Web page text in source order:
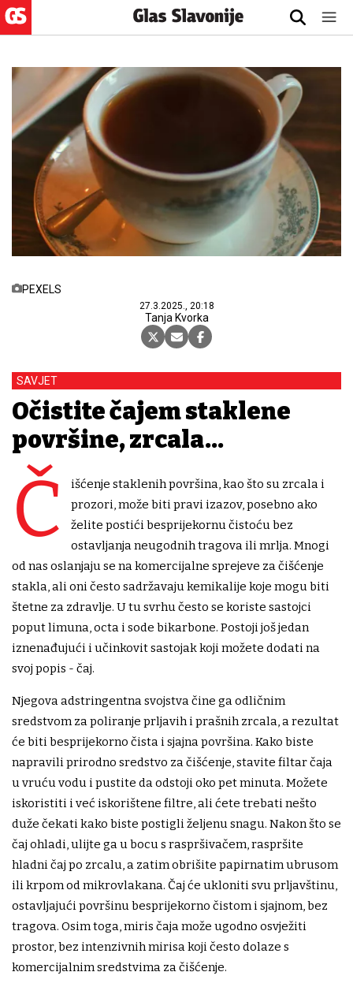
PEXELS
27.3.2025., 20:18
Tanja Kvorka
SAVJET
Očistite čajem staklene
površine, zrcala...
Č
išćenje staklenih površina, kao što su zrcala i
prozori, može biti pravi izazov, posebno ako
želite postići besprijekornu čistoću bez
ostavljanja neugodnih tragova ili mrlja. Mnogi
od nas oslanjaju se na komercijalne sprejeve za čišćenje
stakla, ali oni često sadržavaju kemikalije koje mogu biti
štetne za zdravlje. U tu svrhu često se koriste sastojci
poput limuna, octa i sode bikarbone. Postoji još jedan
iznenađujući i učinkovit sastojak koji možete dodati na
svoj popis - čaj.
Njegova adstringentna svojstva čine ga odličnim
sredstvom za poliranje prljavih i prašnih zrcala, a rezultat
će biti besprijekorno čista i sjajna površina. Kako biste
napravili prirodno sredstvo za čišćenje, stavite filtar čaja
u vruću vodu i pustite da odstoji oko pet minuta. Možete
iskoristiti i već iskorištene filtre, ali ćete trebati nešto
duže čekati kako biste postigli željenu snagu. Nakon što se
čaj ohladi, ulijte ga u bocu s raspršivačem, raspršite
hladni čaj po zrcalu, a zatim obrišite papirnatim ubrusom
ili krpom od mikrovlakana. Čaj će ukloniti svu prljavštinu,
ostavljajući površinu besprijekorno čistom i sjajnom, bez
tragova. Osim toga, miris čaja može ugodno osvježiti
prostor, bez intenzivnih mirisa koji često dolaze s
komercijalnim sredstvima za čišćenje.